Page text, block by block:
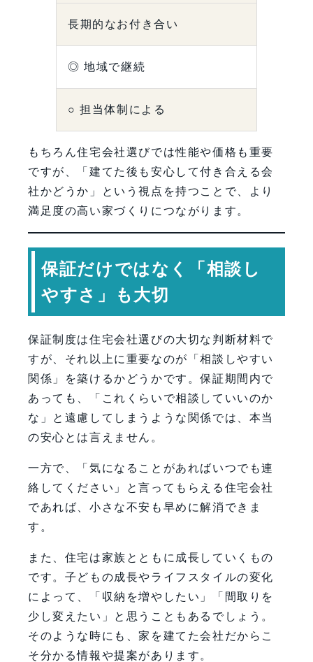
長期的なお付き合い
◎ 地域で継続
○ 担当体制による
もちろん住宅会社選びでは性能や価格も重要
ですが、「建てた後も安心して付き合える会
社かどうか」という視点を持つことで、より
満足度の高い家づくりにつながります。
保証だけではなく「相談し
やすさ」も大切
保証制度は住宅会社選びの大切な判断材料で
すが、それ以上に重要なのが「相談しやすい
関係」を築けるかどうかです。保証期間内で
あっても、「これくらいで相談していいのか
な」と遠慮してしまうような関係では、本当
の安心とは言えません。
一方で、「気になることがあればいつでも連
絡してください」と言ってもらえる住宅会社
であれば、小さな不安も早めに解消できま
す。
また、住宅は家族とともに成長していくもの
です。子どもの成長やライフスタイルの変化
によって、「収納を増やしたい」「間取りを
少し変えたい」と思うこともあるでしょう。
そのような時にも、家を建てた会社だからこ
そ分かる情報や提案があります。